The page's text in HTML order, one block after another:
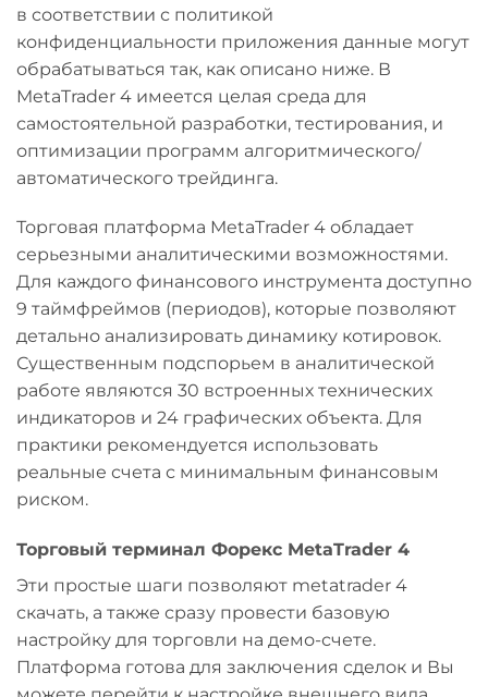
в соответствии с политикой
конфиденциальности приложения данные могут
обрабатываться так, как описано ниже. В
MetaTrader 4 имеется целая среда для
самостоятельной разработки, тестирования, и
оптимизации программ алгоритмического/
автоматического трейдинга.
Торговая платформа MetaTrader 4 обладает
серьезными аналитическими возможностями.
Для каждого финансового инструмента доступно
9 таймфреймов (периодов), которые позволяют
детально анализировать динамику котировок.
Существенным подспорьем в аналитической
работе являются 30 встроенных технических
индикаторов и 24 графических объекта. Для
практики рекомендуется использовать
реальные счета с минимальным финансовым
риском.
Торговый терминал Форекс MetaTrader 4
Эти простые шаги позволяют metatrader 4
скачать, а также сразу провести базовую
настройку для торговли на демо-счете.
Платформа готова для заключения сделок и Вы